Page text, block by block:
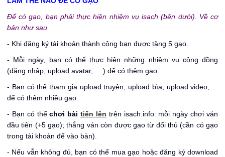
Để có gạo, bạn phải thực hiện nhiệm vụ isach (bên dưới). Về cơ
bản như sau
- Khi đăng ký tài khoản thành công bạn được tặng 5 gạo.
- Mỗi ngày, bạn có thể thực hiện những nhiệm vụ cộng đồng
(đăng nhập, upload avatar, ... ) để có thêm gạo.
- Bạn có thể tham gia upload truyện, upload bìa, upload video, ...
để có thêm nhiều gạo.
- Bạn có thểchơi bàitiến lên trên isach.info: mỗi ngày chơi ván
đầu tiên (+5 gạo); thắng ván còn được gạo từ đối thủ (cần có gạo
trong tài khoản để vào bàn).
- Nếu vẫn không đủ, bạn có thể mua gạo hoặc đăng ký download